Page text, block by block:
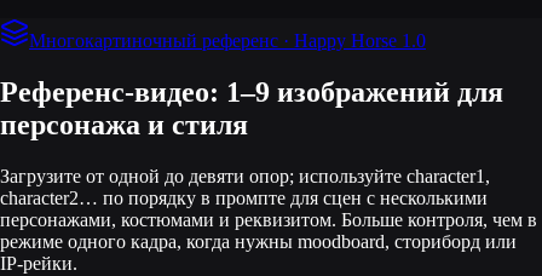
Многокартиночный референс · Happy Horse 1.0
Референс-видео: 1–9 изображений для
персонажа и стиля
Загрузите от одной до девяти опор; используйте character1,
character2… по порядку в промпте для сцен с несколькими
персонажами, костюмами и реквизитом. Больше контроля, чем в
режиме одного кадра, когда нужны moodboard, сториборд или
IP-рейки.